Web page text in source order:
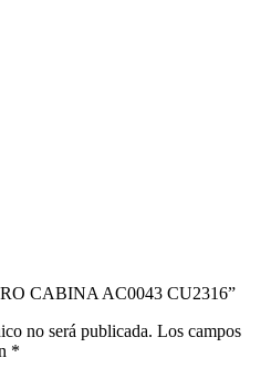
CABINA AC0043 CU2316”
no será publicada. Los campos
*